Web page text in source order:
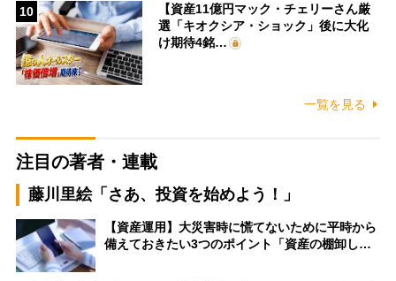
10
【資産11億円マック・チェリーさん厳
選「キオクシア・ショック」後に大化
け期待4銘…
一覧を見る
注目の著者・連載
藤川里絵「さあ、投資を始めよう！」
【資産運用】大災害時に慌てないために平時から
備えておきたい3つのポイント「資産の棚卸し…